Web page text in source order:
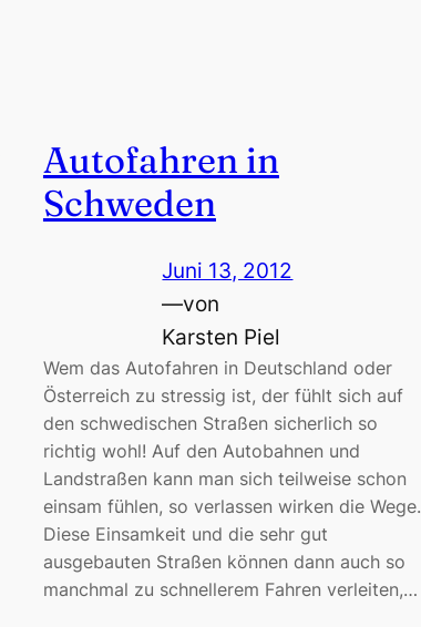
Autofahren in
Schweden
Juni 13, 2012
—von
Karsten Piel
Wem das Autofahren in Deutschland oder
Österreich zu stressig ist, der fühlt sich auf
den schwedischen Straßen sicherlich so
richtig wohl! Auf den Autobahnen und
Landstraßen kann man sich teilweise schon
einsam fühlen, so verlassen wirken die Wege.
Diese Einsamkeit und die sehr gut
ausgebauten Straßen können dann auch so
manchmal zu schnellerem Fahren verleiten,…